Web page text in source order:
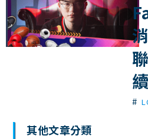
續
#
其他文章分類